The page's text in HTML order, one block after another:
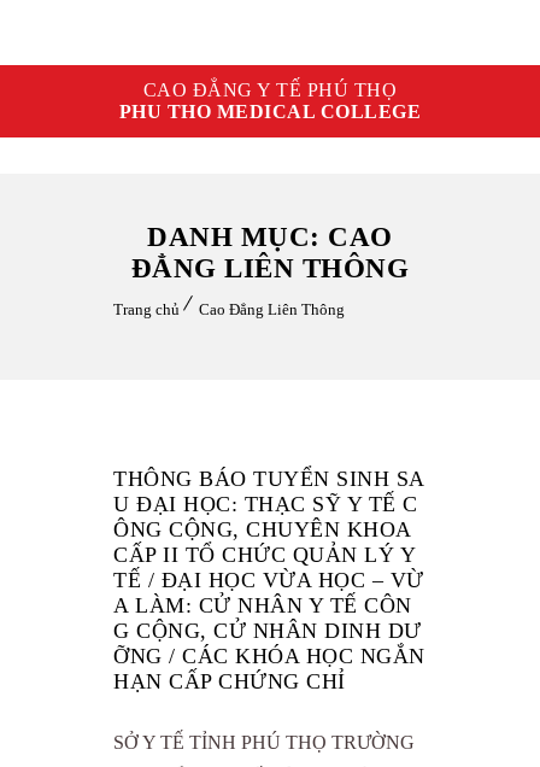
CAO ĐẲNG Y TẾ PHÚ THỌ
PHU THO MEDICAL COLLEGE
DANH MỤC: CAO
ĐẲNG LIÊN THÔNG
Trang chủ Cao Đẳng Liên Thông
THÔNG BÁO TUYỂN SINH SA
U ĐẠI HỌC: THẠC SỸ Y TẾ C
ÔNG CỘNG, CHUYÊN KHOA
CẤP II TỔ CHỨC QUẢN LÝ Y
TẾ / ĐẠI HỌC VỪA HỌC – VỪ
A LÀM: CỬ NHÂN Y TẾ CÔN
G CỘNG, CỬ NHÂN DINH DƯ
ỠNG / CÁC KHÓA HỌC NGẮN
HẠN CẤP CHỨNG CHỈ
SỞ Y TẾ TỈNH PHÚ THỌ TRƯỜNG